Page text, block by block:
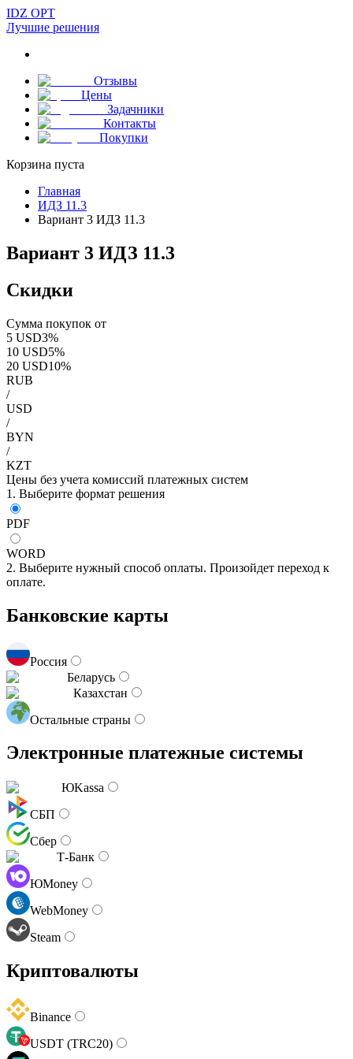
IDZ OPT
Лучшие решения
Отзывы
Цены
Задачники
Контакты
Покупки
Корзина пуста
Главная
ИДЗ 11.3
Вариант 3 ИДЗ 11.3
Вариант 3 ИДЗ 11.3
Скидки
Сумма покупок от
5 USD3%
10 USD5%
20 USD10%
RUB
/
USD
/
BYN
/
KZT
Цены без учета комиссий платежных систем
1. Выберите формат решения
PDF
WORD
2. Выберите нужный способ оплаты. Произойдет переход к
оплате.
Банковские карты
Россия
Беларусь
Казахстан
Остальные страны
Электронные платежные системы
ЮKassa
СБП
Сбер
Т-Банк
ЮMoney
WebMoney
Steam
Криптовалюты
Binance
USDT (TRC20)